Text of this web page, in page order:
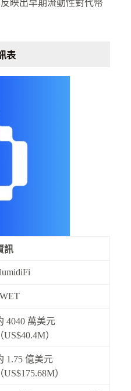
映出早期流動性對代幣
表
訊
4040 萬美元
（US$40.4M）
1.75 億美元
（US$175.68M）